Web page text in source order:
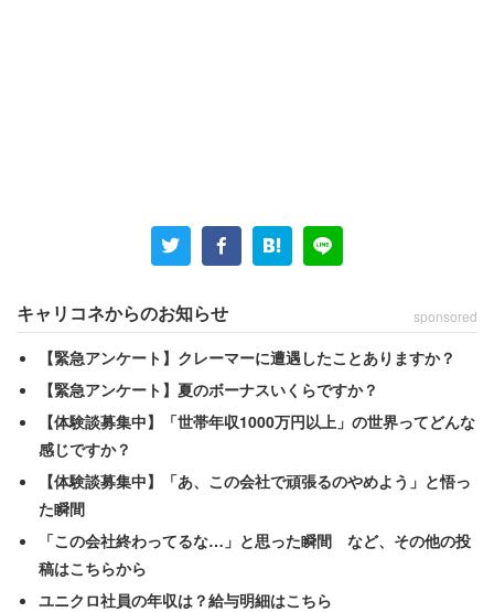
「何でみんなあんなに必死になるのかわからない。
自分のことのように受け止めてる」
「なんで人の恋愛ごとに対してあれだけ怒れるんだ
ろう？って疑問。自分の人生に関係ないのに」
自身のことでもなければ、身内でもない。完全に知らない
人が知らない人と不倫しても、自分の人生には全く影響が
ないはずだ。にもかかわらず、芸能人の恋愛事情や家庭問
題に感情的になる理由がわからない、というコメントが相
次いだ。
キャリコネからのお知らせ sponsored
【緊急アンケート】クレーマーに遭遇したことありますか？
【緊急アンケート】夏のボーナスいくらですか？
【体験談募集中】「世帯年収1000万円以上」の世界ってどんな
感じですか？
【体験談募集中】「あ、この会社で頑張るのやめよう」と悟っ
た瞬間
「この会社終わってるな…」と思った瞬間 など、その他の投
稿はこちらから
ユニクロ社員の年収は？給与明細はこちら